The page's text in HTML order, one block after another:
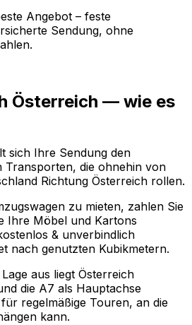
Angebot – feste
Sendung, ohne
Österreich — wie es
sich Ihre Sendung den
Transporten, die ohnehin von
Richtung Österreich rollen.
zu mieten, zahlen Sie
Ihre Möbel und Kartons
& unverbindlich
nach genutzten Kubikmetern.
aus liegt Österreich
die A7 als Hauptachse
regelmäßige Touren, an die
kann.